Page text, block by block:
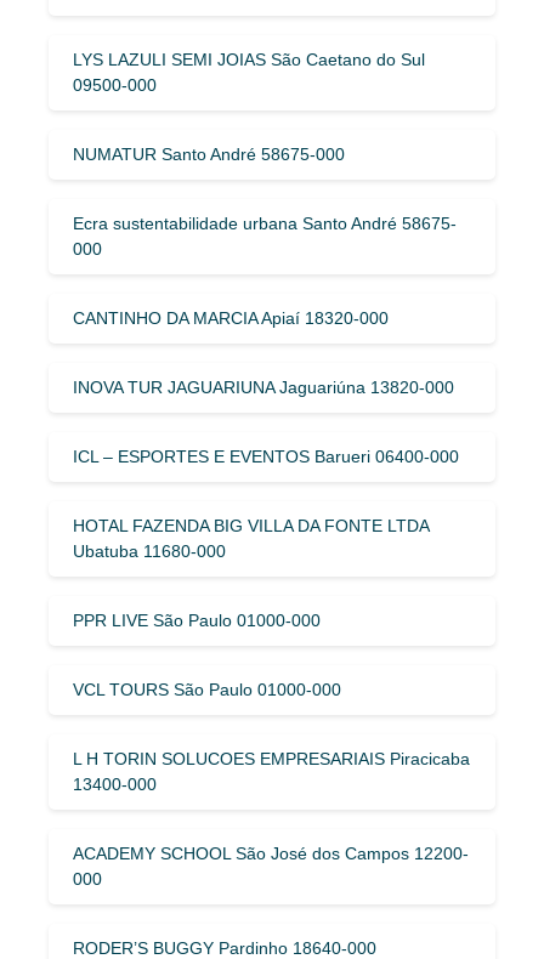
LYS LAZULI SEMI JOIAS São Caetano do Sul
09500-000
NUMATUR Santo André 58675-000
Ecra sustentabilidade urbana Santo André 58675-
000
CANTINHO DA MARCIA Apiaí 18320-000
INOVA TUR JAGUARIUNA Jaguariúna 13820-000
ICL – ESPORTES E EVENTOS Barueri 06400-000
HOTAL FAZENDA BIG VILLA DA FONTE LTDA
Ubatuba 11680-000
PPR LIVE São Paulo 01000-000
VCL TOURS São Paulo 01000-000
L H TORIN SOLUCOES EMPRESARIAIS Piracicaba
13400-000
ACADEMY SCHOOL São José dos Campos 12200-
000
RODER’S BUGGY Pardinho 18640-000